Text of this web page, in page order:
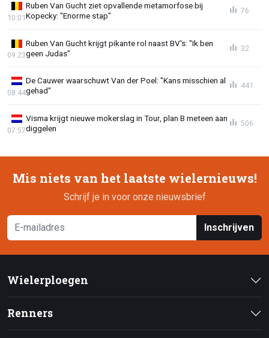
Ruben Van Gucht ziet opvallende metamorfose bij
Kopecky: "Enorme stap"
10:01
76
Ruben Van Gucht krijgt pikante rol naast BV's: "Ik ben
geen Judas"
09:23
32
De Cauwer waarschuwt Van der Poel: "Kans misschien al
gehad"
08:44
441
Visma krijgt nieuwe mokerslag in Tour, plan B meteen aan
diggelen
07:57
506
Mis niets van het laatste wielernieuws!
Schrijf je in voor onze nieuwsbrief
Inschrijven
Wielerploegen
Renners